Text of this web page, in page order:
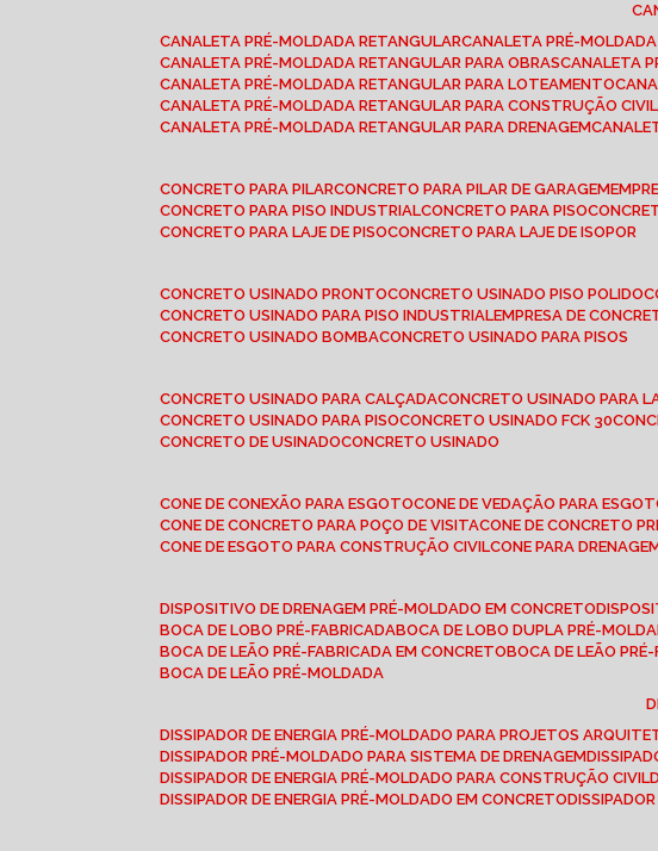
CANALETA PRÉ-MOLDADA RETANGULAR CANALETA PRÉ-
CANALETA PRÉ-MOLDADA RETANGULAR PARA OBRAS CANALETA
CANALETA PRÉ-MOLDADA RETANGULAR PARA LOTEAMENTO
CANALETA PRÉ-MOLDADA RETANGULAR PARA CONSTRUÇÃO CIVIL
CANALETA PRÉ-MOLDADA RETANGULAR PARA DRENAGEM
CONCRETO PARA PILAR CONCRETO PARA PILAR DE GARAGEM
CONCRETO PARA PISO INDUSTRIAL CONCRETO PARA PISO
CONCRETO PARA LAJE DE PISO CONCRETO PARA LAJE DE ISOPOR
CONCRETO USINADO PRONTO CONCRETO USINADO PISO POLIDO
CONCRETO USINADO PARA PISO INDUSTRIAL EMPRESA DE
CONCRETO USINADO BOMBA CONCRETO USINADO PARA PISOS
CONCRETO USINADO PARA CALÇADA CONCRETO USINADO PARA
CONCRETO USINADO PARA PISO CONCRETO USINADO FCK 30
CONCRETO DE USINADO CONCRETO USINADO
CONE DE CONEXÃO PARA ESGOTO CONE DE VEDAÇÃO PARA
CONE DE CONCRETO PARA POÇO DE VISITA CONE DE CONCRETO
CONE DE ESGOTO PARA CONSTRUÇÃO CIVIL CONE PARA
DISPOSITIVO DE DRENAGEM PRÉ-MOLDADO EM CONCRETO
BOCA DE LOBO PRÉ-FABRICADA BOCA DE LOBO DUPLA PRÉ-
BOCA DE LEÃO PRÉ-FABRICADA EM CONCRETO BOCA DE LEÃO
BOCA DE LEÃO PRÉ-MOLDADA
DISSIPADOR DE ENERGIA PRÉ-MOLDADO PARA PROJETOS
DISSIPADOR PRÉ-MOLDADO PARA SISTEMA DE DRENAGEM
DISSIPADOR DE ENERGIA PRÉ-MOLDADO PARA CONSTRUÇÃO CIVIL
DISSIPADOR DE ENERGIA PRÉ-MOLDADO EM CONCRETO